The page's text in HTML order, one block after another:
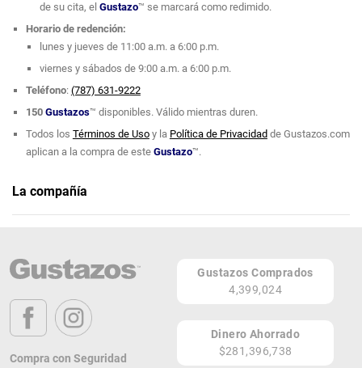
de su cita, el Gustazo™ se marcará como redimido.
Horario de redención:
lunes y jueves de 11:00 a.m. a 6:00 p.m.
viernes y sábados de 9:00 a.m. a 6:00 p.m.
Teléfono: (787) 631-9222
150 Gustazos™ disponibles. Válido mientras duren.
Todos los Términos de Usoy la Política de Privacidad de Gustazos.com
aplican a la compra de este Gustazo™.
La compañía
Carr. 876 Km. 4.0 Bo. Las Cuevas
Lugares de Redención
Compra con Seguridad
Gustazos Comprados
4,399,024
Dinero Ahorrado
$281,396,738